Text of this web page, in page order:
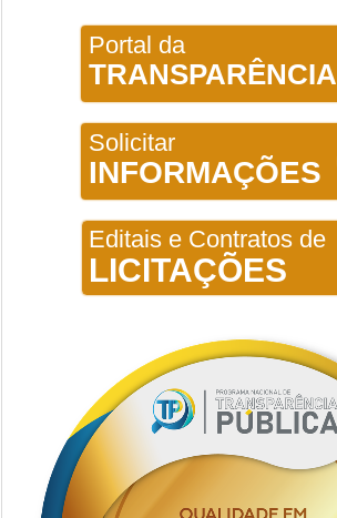
Portal da
TRANSPARÊNCIA
Solicitar
INFORMAÇÕES
Editais e Contratos de
LICITAÇÕES